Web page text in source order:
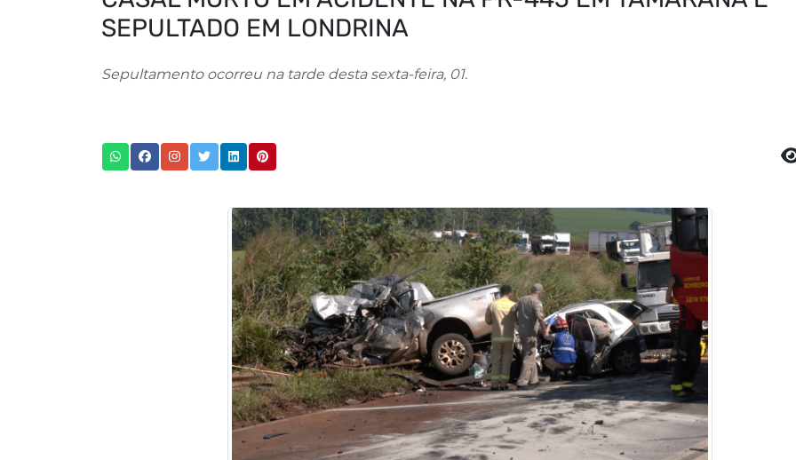
SEPULTADO EM LONDRINA
Sepultamento ocorreu na tarde desta sexta-feira, 01.